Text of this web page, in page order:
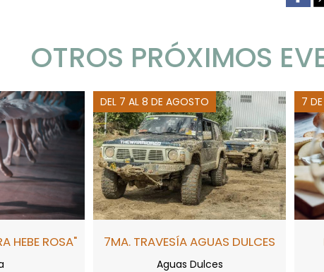
OTROS PRÓXIMOS
HEBE ROSA"
DEL 7 AL 8 DE AGOSTO
7MA. TRAVESÍA AGUAS DULCES
Aguas Dulces
7